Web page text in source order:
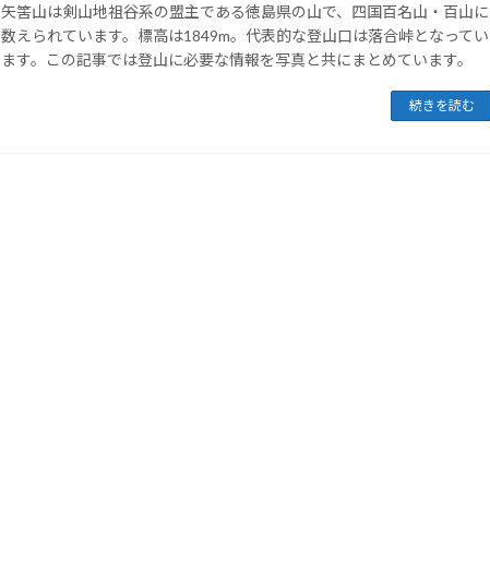
矢筈山は剣山地祖谷系の盟主である徳島県の山で、四国百名山・百山に
数えられています。標高は1849m。代表的な登山口は落合峠となってい
ます。この記事では登山に必要な情報を写真と共にまとめています。
続きを読む